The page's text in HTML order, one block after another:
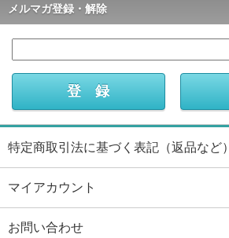
メルマガ登録・解除
特定商取引法に基づく表記（返品など）
マイアカウント
お問い合わせ